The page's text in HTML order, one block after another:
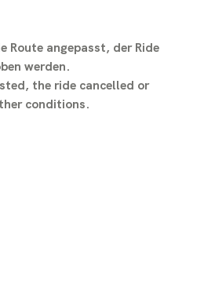
Route angepasst, der Ride
werden.
the ride cancelled or
conditions.